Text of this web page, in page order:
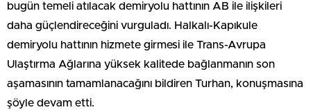
bugün temeli atılacak demiryolu hattının AB ile ilişkileri
daha güçlendireceğini vurguladı. Halkalı-Kapıkule
demiryolu hattının hizmete girmesi ile Trans-Avrupa
Ulaştırma Ağlarına yüksek kalitede bağlanmanın son
aşamasının tamamlanacağını bildiren Turhan, konuşmasına
şöyle devam etti.